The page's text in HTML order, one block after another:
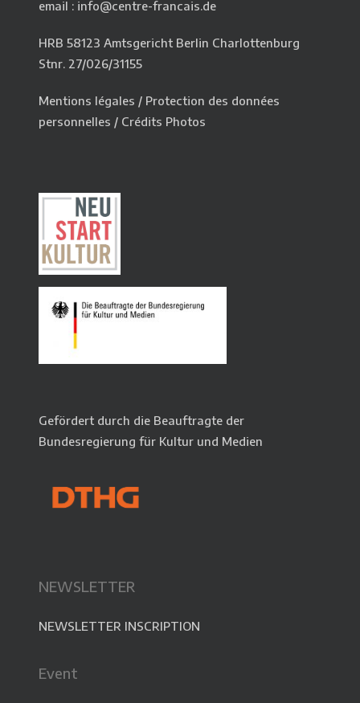
email : info@centre-francais.de
HRB 58123 Amtsgericht Berlin Charlottenburg
Stnr. 27/026/31155
Mentions légales / Protection des données
personnelles / Crédits Photos
Gefördert durch die Beauftragte der
Bundesregierung für Kultur und Medien
NEWSLETTER
NEWSLETTER INSCRIPTION
Event